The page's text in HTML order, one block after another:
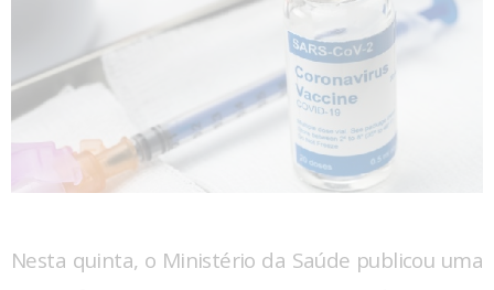
Nesta quinta, o Ministério da Saúde publicou uma